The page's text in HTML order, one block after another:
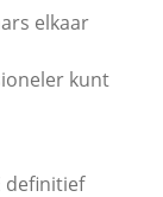
elkaar
kunt
definitief